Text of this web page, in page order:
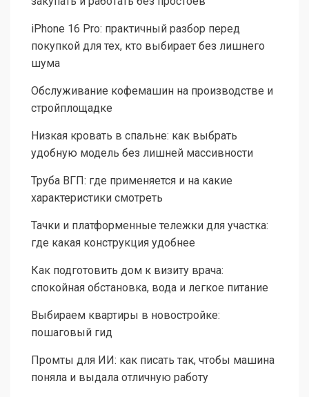
iPhone 16 Pro: практичный разбор перед
покупкой для тех, кто выбирает без лишнего
шума
Обслуживание кофемашин на производстве и
стройплощадке
Низкая кровать в спальне: как выбрать
удобную модель без лишней массивности
Труба ВГП: где применяется и на какие
характеристики смотреть
Тачки и платформенные тележки для участка:
где какая конструкция удобнее
Как подготовить дом к визиту врача:
спокойная обстановка, вода и легкое питание
Выбираем квартиры в новостройке:
пошаговый гид
Промты для ИИ: как писать так, чтобы машина
поняла и выдала отличную работу